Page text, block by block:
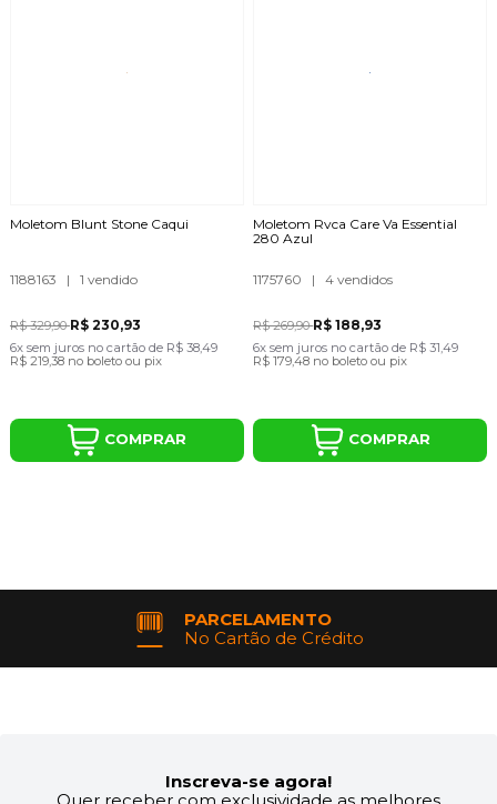
Moletom Blunt Stone Caqui
1188163 | 1 vendido
R$ 329,90R$ 230,93
6x sem juros no cartãode R$ 38,49
R$ 219,38 no boleto ou pix
COMPRAR
Moletom Rvca Care Va Essential
280 Azul
1175760 | 4 vendidos
R$ 269,90R$ 188,93
6x sem juros no cartão de R$ 31,49
R$ 179,48 no boleto ou pix
COMPRAR
PARCELAMENTO
No Cartão de Crédito
Inscreva-se agora!